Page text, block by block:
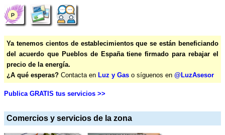
Ya tenemos cientos de establecimientos que se están beneficiando
del acuerdo que Pueblos de España tiene firmado para rebajar el
precio de la energía.
¿A qué esperas? Contacta en Luz y Gas o síguenos en @LuzAsesor
Publica GRATIS tus servicios >>
Comercios y servicios de la zona